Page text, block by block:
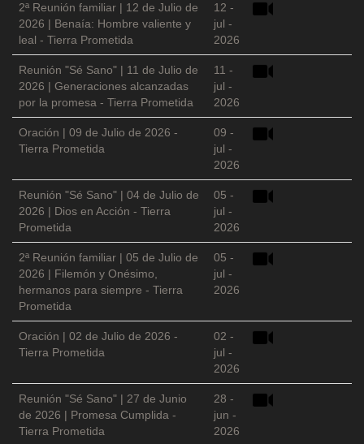
2ª Reunión familiar | 12 de Julio de
2026 | Benaía: Hombre valiente y
leal - Tierra Prometida
12 -
jul -
2026
Reunión "Sé Sano" | 11 de Julio de
2026 | Generaciones alcanzadas
por la promesa - Tierra Prometida
11 -
jul -
2026
Oración | 09 de Julio de 2026 -
Tierra Prometida
09 -
jul -
2026
Reunión "Sé Sano" | 04 de Julio de
2026 | Dios en Acción - Tierra
Prometida
05 -
jul -
2026
2ª Reunión familiar | 05 de Julio de
2026 | Filemón y Onésimo,
hermanos para siempre - Tierra
Prometida
05 -
jul -
2026
Oración | 02 de Julio de 2026 -
Tierra Prometida
02 -
jul -
2026
Reunión "Sé Sano" | 27 de Junio
de 2026 | Promesa Cumplida -
Tierra Prometida
28 -
jun -
2026